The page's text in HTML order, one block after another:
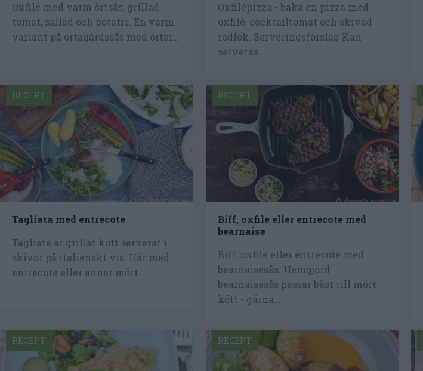
Oxfilé med varm örtsås, grillad
tomat, sallad och potatis. En varm
variant på örtagårdssås med örter...
Oxfilépizza - baka en pizza med
oxfilé, cocktailtomat och skivad
rödlök. Serveringsförslag Kan
serveras...
Tagliata med entrecote
Tagliata är grillat kött serverat i
skivor på italienskt vis. Här med
entrecote eller annat mört...
RECEPT
Biff, oxfile eller entrecote med
bearnaise
Biff, oxfilé eller entrecote med
bearnaisesås. Hemgjord
bearnaisesås passar bäst till mört
kött - gärna...
RECEPT
RECEPT RECEPT